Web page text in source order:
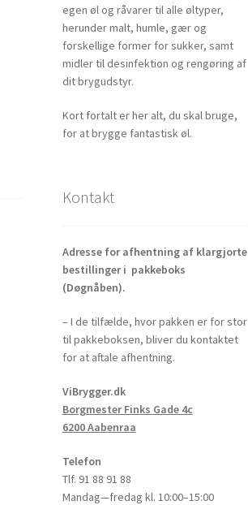
egen øl og råvarer til alle øltyper,
herunder malt, humle, gær og
forskellige former for sukker, samt
midler til desinfektion og rengøring af
dit brygudstyr.
Kort fortalt er her alt, du skal bruge,
for at brygge fantastisk øl.
Kontakt
Adresse for afhentning af klargjorte
bestillinger i pakkeboks
(Døgnåben).
– I de tilfælde, hvor pakken er for stor
til pakkeboksen, bliver du kontaktet
for at aftale afhentning.
ViBrygger.dk
Borgmester Finks Gade 4c
6200 Aabenraa
Telefon
Tlf. 91 88 91 88
Mandag—fredag kl. 10:00–15:00